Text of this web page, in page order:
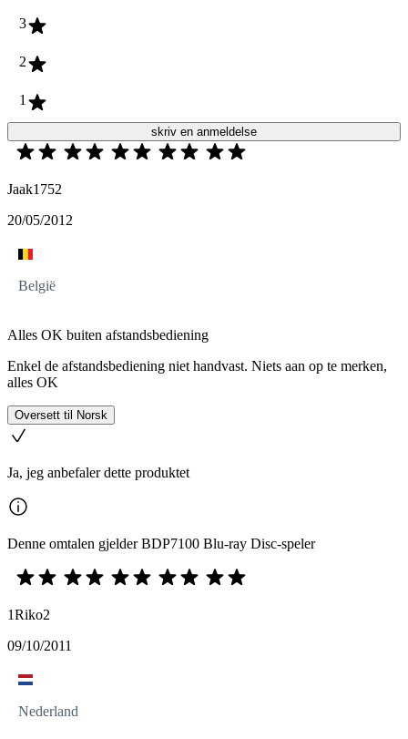
3
2
1
skriv en anmeldelse
Jaak1752
20/05/2012
België
Alles OK buiten afstandsbediening
Enkel de afstandsbediening niet handvast. Niets aan op te merken,
alles OK
Oversett til Norsk
Ja, jeg anbefaler dette produktet
Denne omtalen gjelder BDP7100 Blu-ray Disc-speler
1Riko2
09/10/2011
Nederland